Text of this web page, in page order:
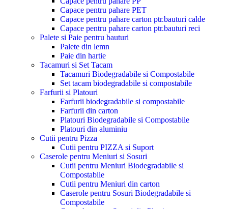
Capace pentru pahare PET
Capace pentru pahare carton ptr.bauturi calde
Capace pentru pahare carton ptr.bauturi reci
Palete si Paie pentru bauturi
Palete din lemn
Paie din hartie
Tacamuri si Set Tacam
Tacamuri Biodegradabile si Compostabile
Set tacam biodegradabile si compostabile
Farfurii si Platouri
Farfurii biodegradabile si compostabile
Farfurii din carton
Platouri Biodegradabile si Compostabile
Platouri din aluminiu
Cutii pentru Pizza
Cutii pentru PIZZA si Suport
Caserole pentru Meniuri si Sosuri
Cutii pentru Meniuri Biodegradabile si
Compostabile
Cutii pentru Meniuri din carton
Caserole pentru Sosuri Biodegradabile si
Compostabile